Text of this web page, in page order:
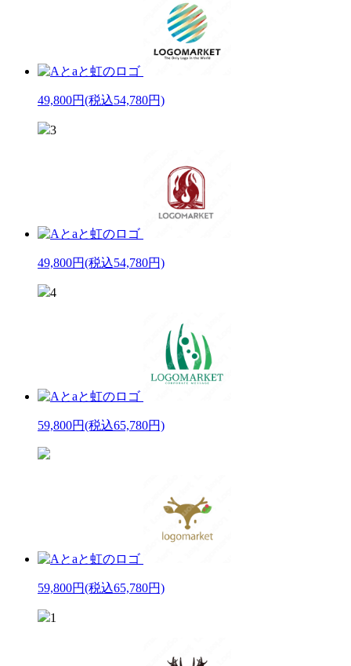
49,800円(税込54,780円)
3
49,800円(税込54,780円)
4
59,800円(税込65,780円)
59,800円(税込65,780円)
1